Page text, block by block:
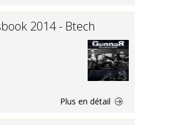
2014 - Btech
Plus en détail